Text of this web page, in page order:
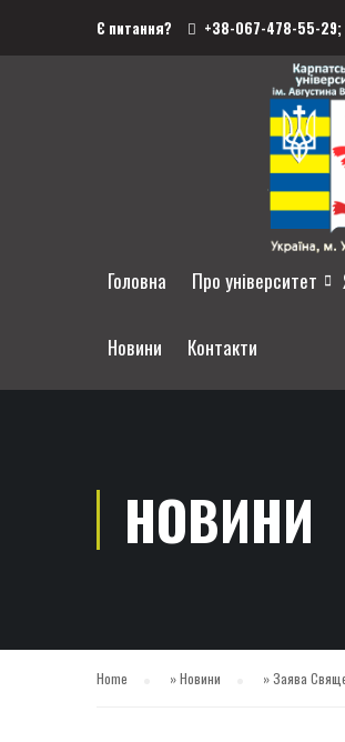
Є питання? +38-067-478-55-29;
Головна Про університет
Новини Контакти
НОВИНИ
Home »Новини »Заява